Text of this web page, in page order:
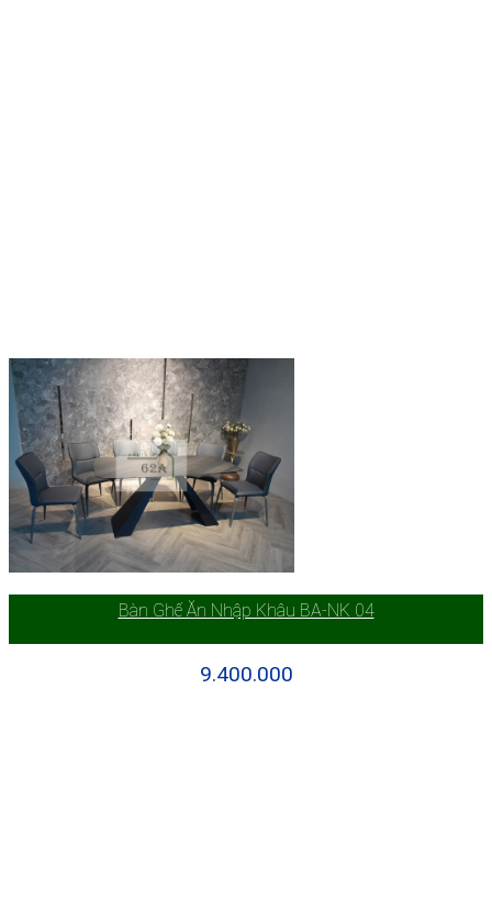
Bàn Ghế Ăn Nhập Khâu BA-NK 04
9.400.000